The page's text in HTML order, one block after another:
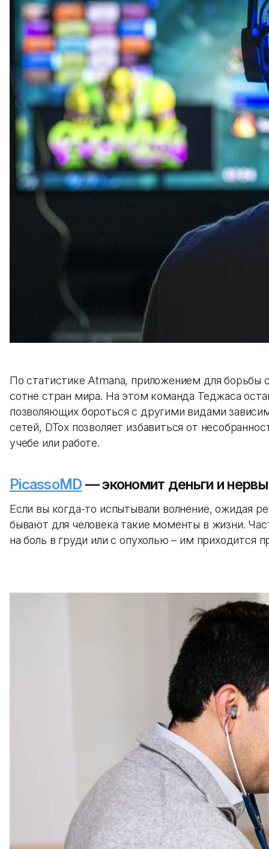
По статистике Atmana, приложением для борьбы
сотне стран мира. На этом команда Теджаса
позволяющих бороться с другими видами
сетей, DTox позволяет избавиться от
учебе или работе.
PicassoMD — экономит деньги и
Если вы когда-то испытывали волнение, ожидая
бывают для человека такие моменты в жизни.
на боль в груди или с опухолью – им приходится